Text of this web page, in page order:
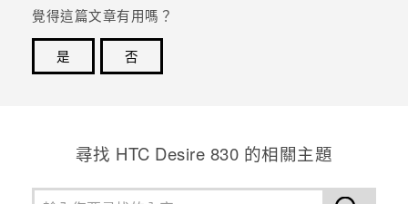
覺得這篇文章有用嗎？
是
否
尋找 HTC Desire 830 的相關主題